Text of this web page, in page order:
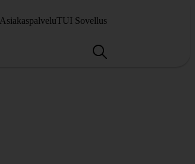
AsiakaspalveluTUI Sovellus